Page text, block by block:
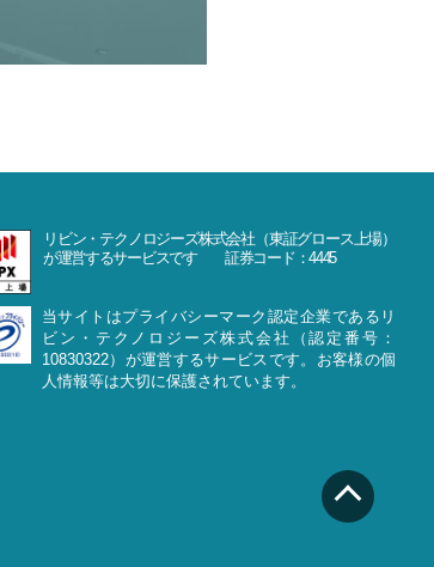
リビン・テクノロジーズ株式会社（東証グロース上場）
が運営するサービスです 証券コード：4445
当サイトはプライバシーマーク認定企業であるリ
ビン・テクノロジーズ株式会社（認定番号：
10830322）が運営するサービスです。お客様の個
人情報等は大切に保護されています。